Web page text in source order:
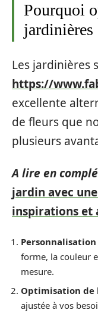
Pourquoi
jardinières
Les jardinières
https://
excellente
de fleurs que
plusieurs
A lire en
jardin avec
inspirations et
Personnalisation
forme, la couleur
mesure.
Optimisation de
ajustée à vos